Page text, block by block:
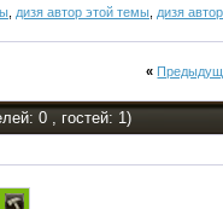
, дизя автор этой темы, дизя
«
0 , гостей: 1)